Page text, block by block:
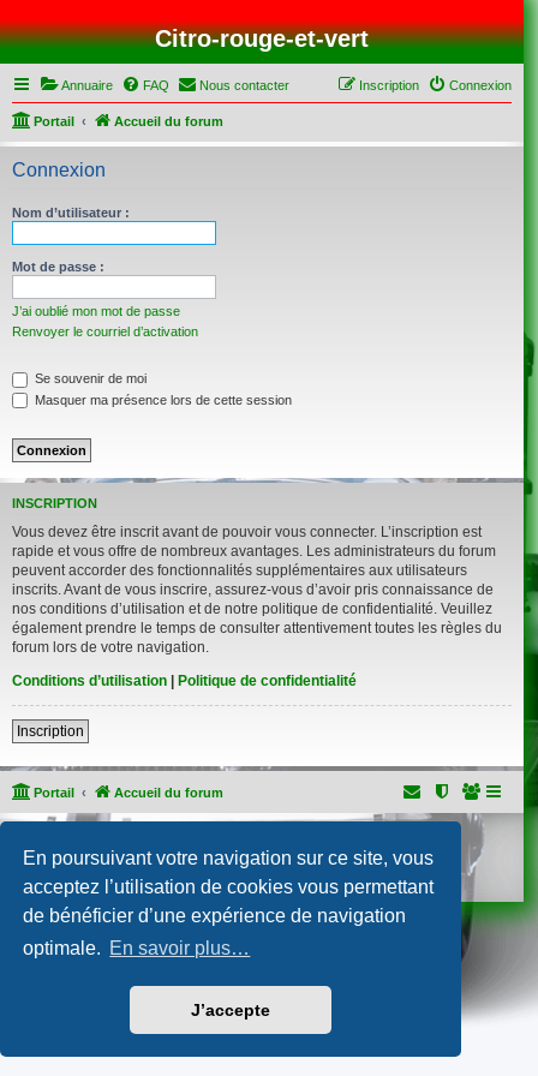
En poursuivant votre navigation sur ce site, vous
acceptez l’utilisation de cookies vous permettant
de bénéficier d’une expérience de navigation
optimale. En savoir plus…
J’accepte
Citro-rouge-et-vert
Annuaire FAQ Nous contacter Connexion
Inscription
Portail Accueil du forum
Connexion
Nom d’utilisateur :
Mot de passe :
J’ai oublié mon mot de passe
Renvoyer le courriel d’activation
Se souvenir de moi
Masquer ma présence lors de cette session
INSCRIPTION
Vous devez être inscrit avant de pouvoir vous connecter. L’inscription est
rapide et vous offre de nombreux avantages. Les administrateurs du forum
peuvent accorder des fonctionnalités supplémentaires aux utilisateurs
inscrits. Avant de vous inscrire, assurez-vous d’avoir pris connaissance de
nos conditions d’utilisation et de notre politique de confidentialité. Veuillez
également prendre le temps de consulter attentivement toutes les règles du
forum lors de votre navigation.
Conditions d’utilisation | Politique de confidentialité
Inscription
Portail Accueil du forum
Traduction française officielle©Qiaeru
Confidentialité |